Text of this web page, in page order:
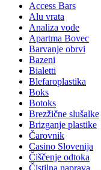
Access Bars
Alu vrata
Analiza vode
Apartma Bovec
Barvanje obrvi
Bazeni
Bialetti
Blefaroplastika
Boks
Botoks
Brezžične slušalke
Brizganje plastike
Čarovnik
Casino Slovenija
Čiščenje odtoka